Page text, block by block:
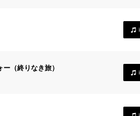
（終りなき旅）